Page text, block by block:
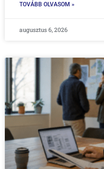
TOVÁBB OLVASOM »
augusztus 6, 2026